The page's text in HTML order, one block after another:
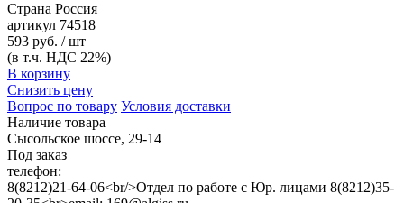
Страна Россия
артикул 74518
593 руб. / шт
(в т.ч. НДС 22%)
В корзину
Снизить цену
Вопрос по товару Условия доставки
Наличие товара
Сысольское шоссе, 29-14
Под заказ
телефон:
8(8212)21-64-06<br/>Отдел по работе с Юр. лицами 8(8212)35-